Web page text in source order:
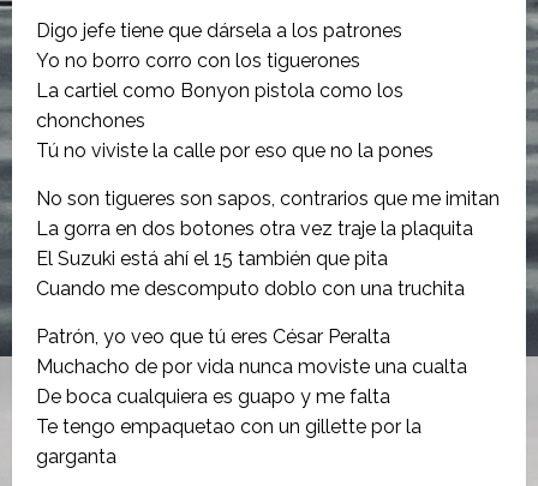
Digo jefe tiene que dársela a los patrones
Yo no borro corro con los tiguerones
La cartiel como Bonyon pistola como los
chonchones
Tú no viviste la calle por eso que no la pones
No son tigueres son sapos, contrarios que me imitan
La gorra en dos botones otra vez traje la plaquita
El Suzuki está ahí el 15 también que pita
Cuando me descomputo doblo con una truchita
Patrón, yo veo que tú eres César Peralta
Muchacho de por vida nunca moviste una cualta
De boca cualquiera es guapo y me falta
Te tengo empaquetao con un gillette por la
garganta